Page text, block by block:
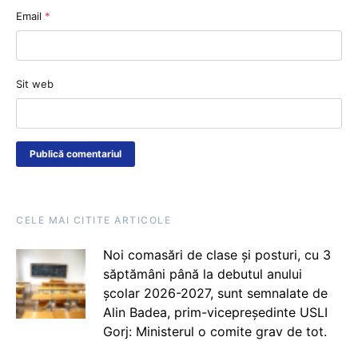
Email *
Sit web
CELE MAI CITITE ARTICOLE
Noi comasări de clase și posturi, cu 3
săptămâni până la debutul anului
școlar 2026-2027, sunt semnalate de
Alin Badea, prim-vicepreședinte USLI
Gorj: Ministerul o comite grav de tot.